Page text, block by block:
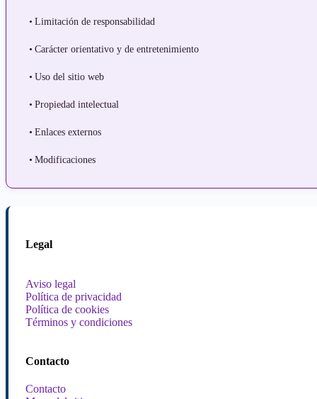
Limitación de responsabilidad
Carácter orientativo y de entretenimiento
Uso del sitio web
Propiedad intelectual
Enlaces externos
Modificaciones
Legal
Aviso legal
Política de privacidad
Política de cookies
Términos y condiciones
Contacto
Contacto